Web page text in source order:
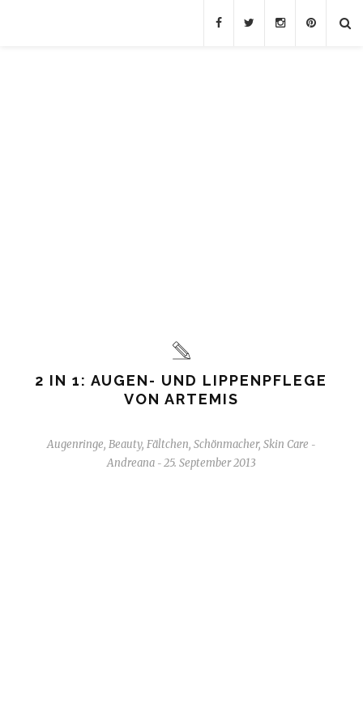
2 IN 1: AUGEN- UND LIPPENPFLEGE
VON ARTEMIS
Augenringe,Beauty,Fältchen,Schönmacher,Skin Care -
Andreana - 25. September 2013